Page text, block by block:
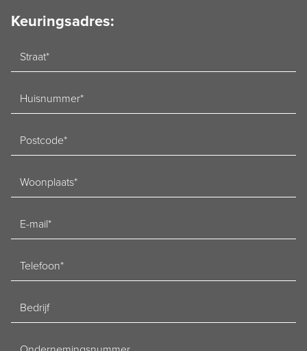
Keuringsadres:
Straat
Huisnummer
Postcode
Woonplaats
mailadres
Telefoon
Bedrijf
Ondernemingsnummer